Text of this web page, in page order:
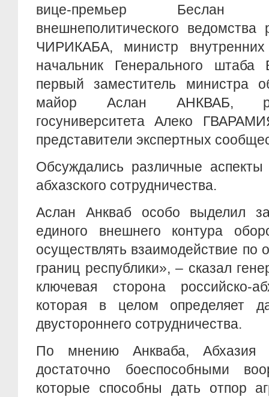
вице-премьер
внешнеполитического ведомства
ЧИРИКАБА, министр
начальник Генерального
первый заместитель министра
майор Аслан АНКВАБ,
госуниверситета Алеко
представители экспертных
Обсуждались различные аспекты
абхазского сотрудничества.
Аслан Анкваб особо выделил
единого внешнего контура
осуществлять взаимодействие по
границ республики», – сказал
ключевая сторона российско-
которая в целом определяет
двустороннего сотрудничества.
По мнению Анкваба, Абхазия
достаточно боеспособными
которые способны дать отпор